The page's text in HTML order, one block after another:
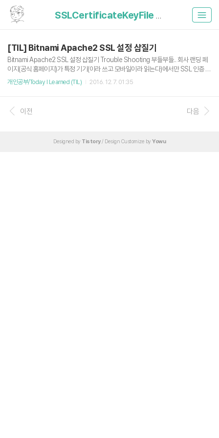
SSLCertificateKeyFile (1)
[TIL] Bitnami Apache2 SSL 설정 삽질기
Bitnami Apache2 SSL 설정 삽질기 Trouble Shooting 부들부들.. 회사 랜딩 페
이지(공식 홈페이지)가 특정 기기(이라 쓰고 모바일이라 읽는다)에서만 SSL 인증 문
제가 발생했다.(CA 인증 실패) 설정파일에서 Certificate파일과 Private Key파일,
Chain 파일까지 모두 제대로 잡았다고 생각했는데, 적용이 안되는 상황. 원인부터
ED MY TRAP CARD 였던 상황 사실 이 TIL을 작성하게된 결정적인 계기는 EC2
AMI에 있는 Bitnami 라는 친구 덕분이다. Bitnami 는 서버 설정의 많은 것을 생략할
개인공부/Today I Learned (TIL) 2016. 12. 7. 01:35
이전 다음
Designed by Tistory/ Design Customize by Yowu